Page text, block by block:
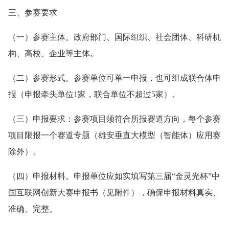
三、参赛要求
（一）参赛主体。政府部门、国际组织、社会团体、科研机
构、高校、企业等主体。
（二）参赛形式。参赛单位可单一申报，也可组成联合体申
报（申报牵头单位1家，联合单位不超过5家）。
（三）申报要求：参赛项目须符合所报赛道方向，每个参赛
项目限报一个赛道专题（雄安垂直大模型（智能体）应用赛
除外）。
（四）申报材料。申报单位应如实填写第三届“金灵光杯”中
国互联网创新大赛申报书（见附件），确保申报材料真实、
准确、完整。